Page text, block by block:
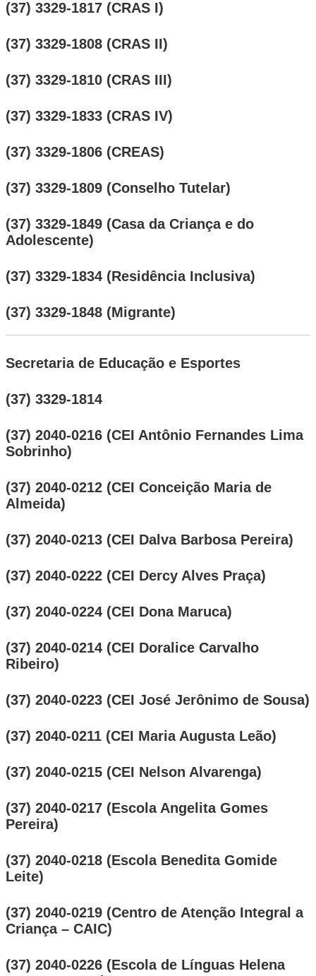
(37) 3329-1817 (CRAS I)
(37) 3329-1808 (CRAS II)
(37) 3329-1810 (CRAS III)
(37) 3329-1833 (CRAS IV)
(37) 3329-1806 (CREAS)
(37) 3329-1809 (Conselho Tutelar)
(37) 3329-1849 (Casa da Criança e do
Adolescente)
(37) 3329-1834 (Residência Inclusiva)
(37) 3329-1848 (Migrante)
Secretaria de Educação e Esportes
(37) 3329-1814
(37) 2040-0216 (CEI Antônio Fernandes Lima
Sobrinho)
(37) 2040-0212 (CEI Conceição Maria de
Almeida)
(37) 2040-0213 (CEI Dalva Barbosa Pereira)
(37) 2040-0222 (CEI Dercy Alves Praça)
(37) 2040-0224 (CEI Dona Maruca)
(37) 2040-0214 (CEI Doralice Carvalho
Ribeiro)
(37) 2040-0223 (CEI José Jerônimo de Sousa)
(37) 2040-0211 (CEI Maria Augusta Leão)
(37) 2040-0215 (CEI Nelson Alvarenga)
(37) 2040-0217 (Escola Angelita Gomes
Pereira)
(37) 2040-0218 (Escola Benedita Gomide
Leite)
(37) 2040-0219 (Centro de Atenção Integral a
Criança – CAIC)
(37) 2040-0226 (Escola de Línguas Helena